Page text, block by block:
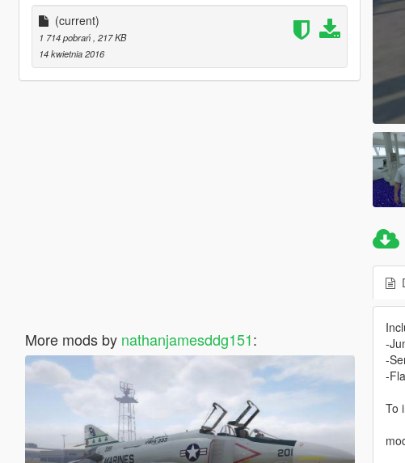
(current)
1 714 pobrań , 217 KB
14 kwietnia 2016
More mods by nathanjamesddg151:
-
-
-
To